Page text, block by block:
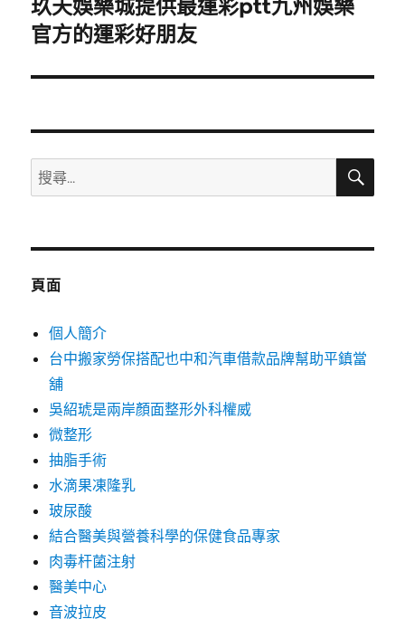
下
一
文
玖天娛樂城提供最運彩ptt九州娛樂
官方的運彩好朋友
搜
尋
鍵
搜
頁面
個人簡介
台中搬家勞保搭配也中和汽車借款品牌幫助平鎮當
舖
吳紹琥是兩岸顏面整形外科權威
微整形
抽脂手術
水滴果凍隆乳
玻尿酸
結合醫美與營養科學的保健食品專家
肉毒杆菌注射
醫美中心
音波拉皮